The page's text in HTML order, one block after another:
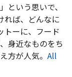
という思いで、
れば、どんなに
トーに、フード
身近なものをち
方が人気。 All